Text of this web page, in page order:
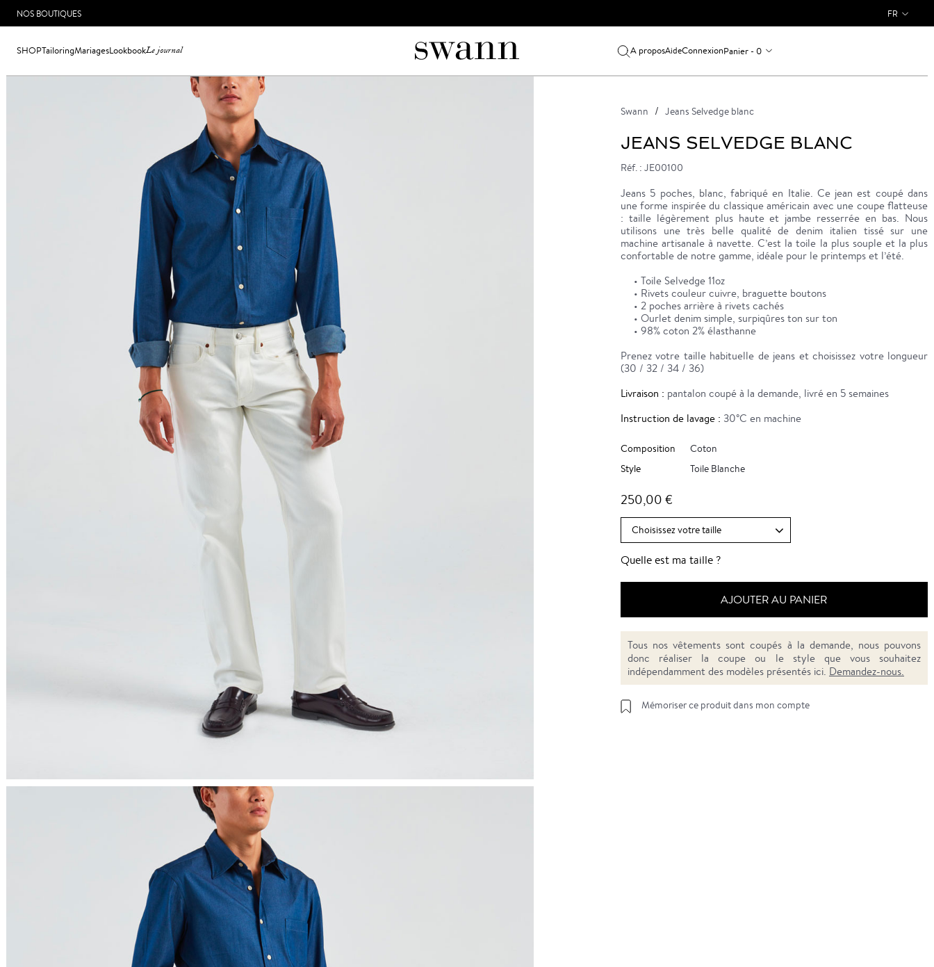
NOS BOUTIQUES FR
SHOPTailoringMariagesLookbookLe journal A proposAideConnexionPanier - 0
Swann Jeans Selvedge blanc
JEANS SELVEDGE BLANC
Réf. : JE00100
Jeans 5 poches, blanc, fabriqué en Italie. Ce jean est coupé dans
une forme inspirée du classique américain avec une coupe flatteuse
: taille légèrement plus haute et jambe resserrée en bas. Nous
utilisons une très belle qualité de denim italien tissé sur une
machine artisanale à navette. C’est la toile la plus souple et la plus
confortable de notre gamme, idéale pour le printemps et l’été.
• Toile Selvedge 11oz
• Rivets couleur cuivre, braguette boutons
• 2 poches arrière à rivets cachés
• Ourlet denim simple, surpiqûres ton sur ton
• 98% coton 2% élasthanne
Prenez votre taille habituelle de jeans et choisissez votre longueur
(30 / 32 / 34 / 36)
Livraison : pantalon coupé à la demande, livré en 5 semaines
Instruction de lavage : 30°C en machine
Composition
Coton
Style
Toile Blanche
250,00 €
Quelle est ma taille ?
AJOUTER AU PANIER
Tous nos vêtements sont coupés à la demande, nous pouvons
donc réaliser la coupe ou le style que vous souhaitez
indépendamment des modèles présentés ici. Demandez-nous.
Mémoriser ce produit dans mon compte